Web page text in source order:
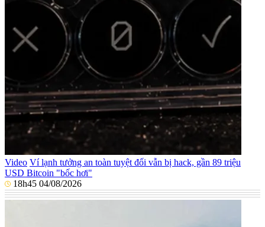
Video Ví lạnh tưởng an toàn tuyệt đối vẫn bị hack, gần 89 triệu
USD Bitcoin "bốc hơi"
18h45 04/08/2026